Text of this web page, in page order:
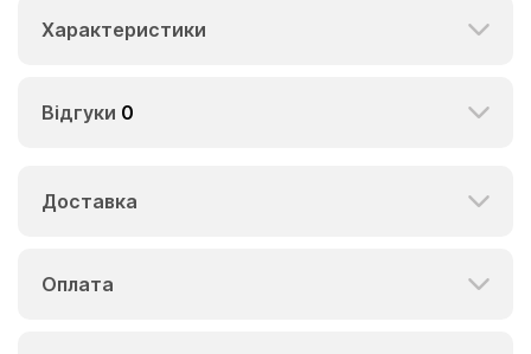
Характеристики
Відгуки 0
Доставка
Оплата